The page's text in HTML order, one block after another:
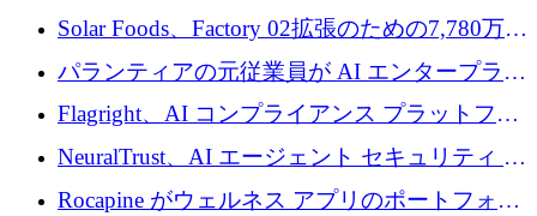
ースし、60 万ドルのプレシード資金を確保
Solar Foods、Factory 02拡張のための7,780万ユ
ーロの資金調達パッケージを獲得
パランティアの元従業員が AI エンタープライ
ズ スタートアップの Conduct に 6,000 万ドル
を調達
Flagright、AI コンプライアンス プラットフォ
ームを拡張するためにシリーズ A で 1,250 万
ドルを確保
NeuralTrust、AI エージェント セキュリティ プ
ラットフォームの拡張に 2,000 万ドルを調達
Rocapine がウェルネス アプリのポートフォリ